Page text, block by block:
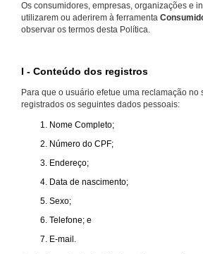
Os consumidores, empresas, organizações e
utilizarem ou aderirem à ferramenta
observar os termos desta Política.
I - Conteúdo dos registros
Para que o usuário efetue uma reclamação no
registrados os seguintes dados pessoais:
Nome Completo;
Número do CPF;
Endereço;
Data de nascimento;
Sexo;
Telefone; e
E-mail.